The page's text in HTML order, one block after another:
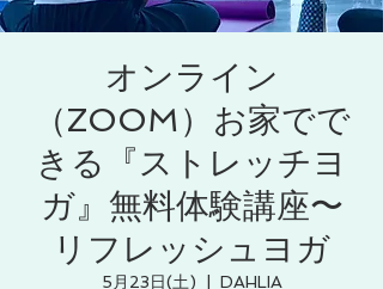
オンライン
（ZOOM）お家でで
きる『ストレッチヨ
ガ』無料体験講座〜
リフレッシュヨガ
5月23日(土) DAHLIA